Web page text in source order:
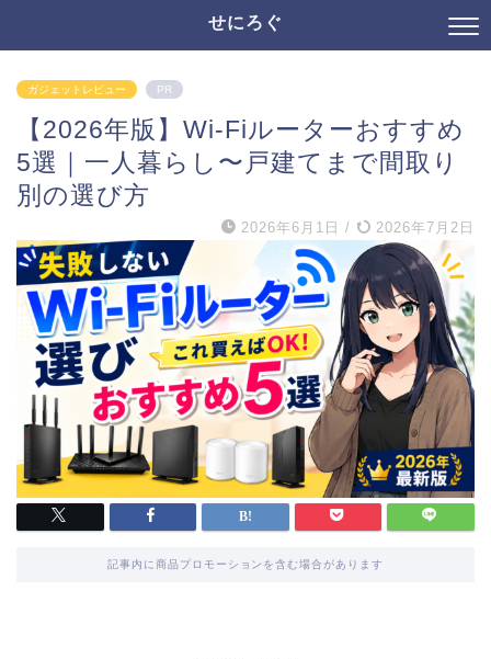
せにろぐ
ガジェットレビュー PR
【2026年版】Wi-Fiルーターおすすめ
5選｜一人暮らし〜戸建てまで間取り
別の選び方
2026年6月1日 / 2026年7月2日
記事内に商品プロモーションを含む場合があります